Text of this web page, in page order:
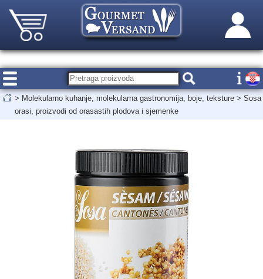
> Molekularno kuhanje, molekularna gastronomija, boje, teksture > Sosa
orasi, proizvodi od orasastih plodova i sjemenke